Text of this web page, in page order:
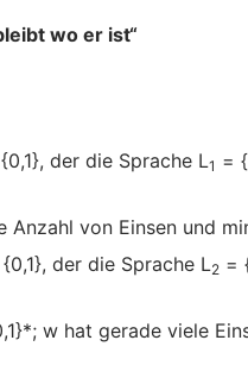
wo er ist“
der die Sprache L1 =
von Einsen und
der die Sprache L2 =
w hat gerade viele